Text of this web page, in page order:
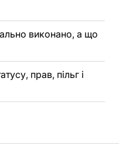
виконано, а що
прав, пільг і